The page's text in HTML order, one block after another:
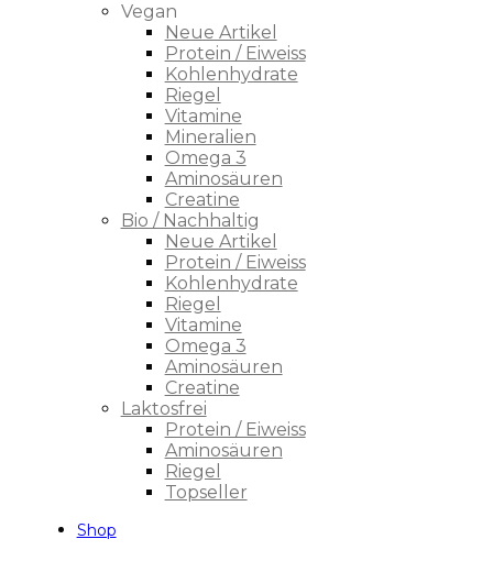
Vegan
Neue Artikel
Protein / Eiweiss
Kohlenhydrate
Riegel
Vitamine
Mineralien
Omega 3
Aminosäuren
Creatine
Bio / Nachhaltig
Neue Artikel
Protein / Eiweiss
Kohlenhydrate
Riegel
Vitamine
Omega 3
Aminosäuren
Creatine
Laktosfrei
Protein / Eiweiss
Aminosäuren
Riegel
Topseller
Shop